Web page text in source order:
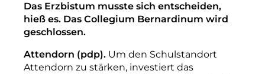
Das Erzbistum musste sich entscheiden,
hieß es. Das Collegium Bernardinum wird
geschlossen.
Attendorn (pdp). Um den Schulstandort
Attendorn zu stärken, investiert das